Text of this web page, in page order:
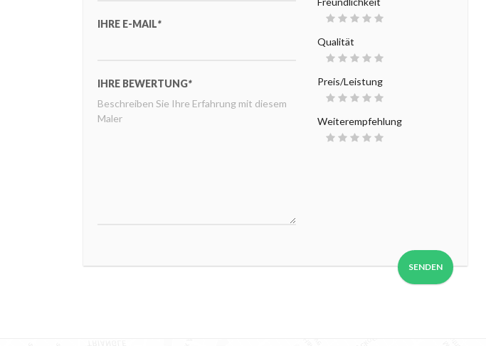
IHRE E-MAIL*
IHRE BEWERTUNG*
Qualität
Preis/Leistung
Weiterempfehlung
SENDEN